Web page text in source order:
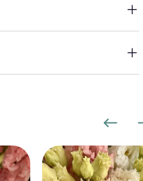
часов.Оперативность